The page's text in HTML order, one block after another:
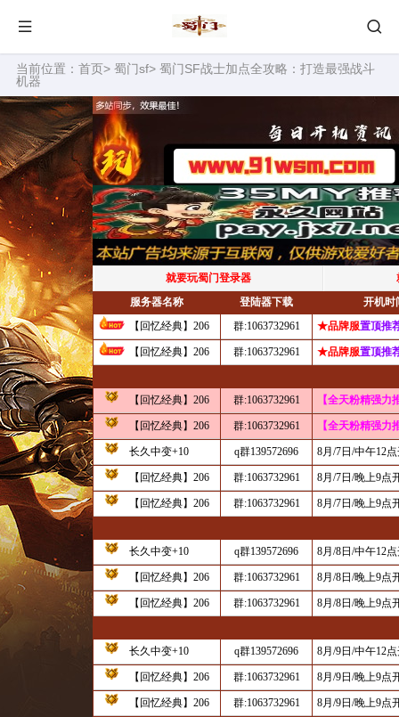
当前位置： 首页> 蜀门sf> 蜀门SF战士加点全攻略：打造最强战斗
机器